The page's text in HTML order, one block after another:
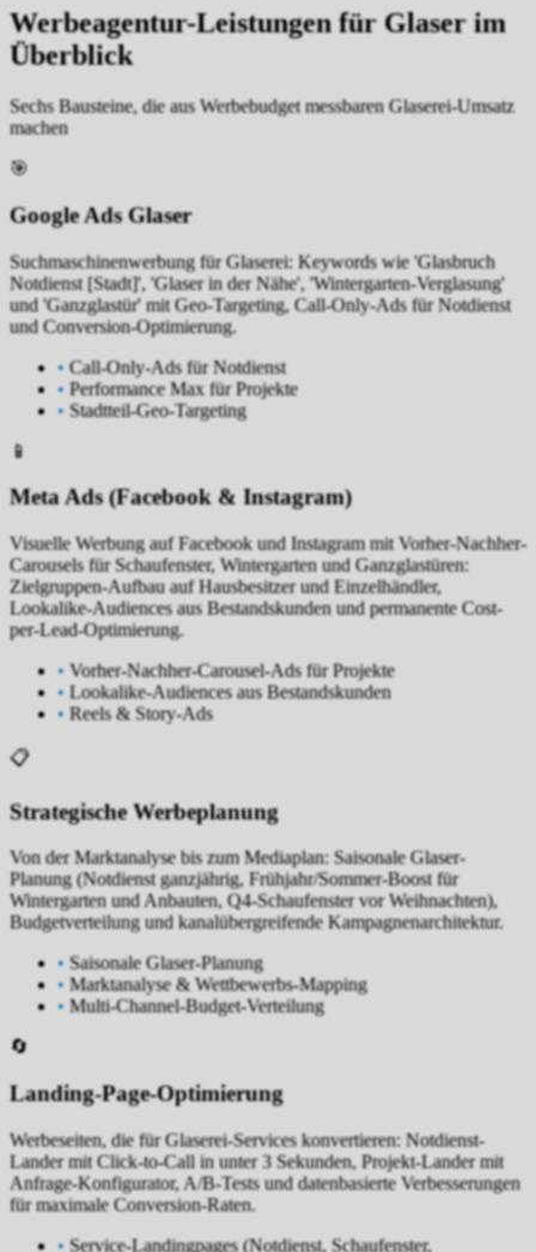
Werbeagentur-Leistungen für Glaser im
Überblick
Sechs Bausteine, die aus Werbebudget messbaren Glaserei-Umsatz
machen
🎯
Google Ads Glaser
Suchmaschinenwerbung für Glaserei: Keywords wie 'Glasbruch
Notdienst [Stadt]', 'Glaser in der Nähe', 'Wintergarten-Verglasung'
und 'Ganzglastür' mit Geo-Targeting, Call-Only-Ads für Notdienst
und Conversion-Optimierung.
•Call-Only-Ads für Notdienst
• Performance Max für Projekte
• Stadtteil-Geo-Targeting
📱
Meta Ads (Facebook & Instagram)
Visuelle Werbung auf Facebook und Instagram mit Vorher-Nachher-
Carousels für Schaufenster, Wintergarten und Ganzglastüren:
Zielgruppen-Aufbau auf Hausbesitzer und Einzelhändler,
Lookalike-Audiences aus Bestandskunden und permanente Cost-
per-Lead-Optimierung.
• Vorher-Nachher-Carousel-Ads für Projekte
• Lookalike-Audiences aus Bestandskunden
• Reels & Story-Ads
📋
Strategische Werbeplanung
Von der Marktanalyse bis zum Mediaplan: Saisonale Glaser-
Planung (Notdienst ganzjährig, Frühjahr/Sommer-Boost für
Wintergarten und Anbauten, Q4-Schaufenster vor Weihnachten),
Budgetverteilung und kanalübergreifende Kampagnenarchitektur.
• Saisonale Glaser-Planung
• Marktanalyse & Wettbewerbs-Mapping
• Multi-Channel-Budget-Verteilung
🔄
Landing-Page-Optimierung
Werbeseiten, die für Glaserei-Services konvertieren: Notdienst-
Lander mit Click-to-Call in unter 3 Sekunden, Projekt-Lander mit
Anfrage-Konfigurator, A/B-Tests und datenbasierte Verbesserungen
für maximale Conversion-Raten.